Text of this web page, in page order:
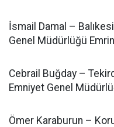
İsmail Damal –
Genel Müdürlüğü
Cebrail Buğday –
Emniyet Genel
Ömer Karaburun –